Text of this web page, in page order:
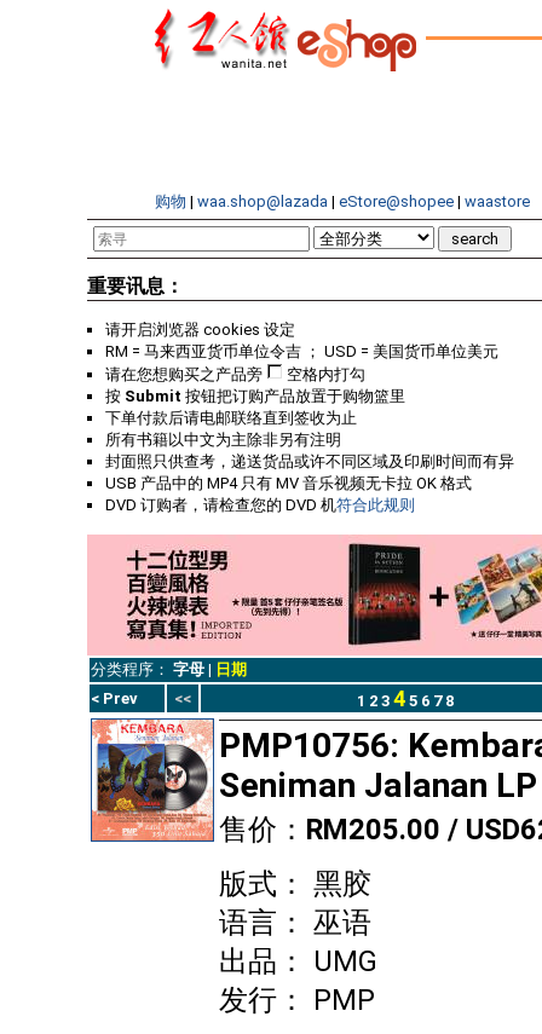
购物 | waa.shop@lazada | eStore@shopee | waastore
重要讯息：
请开启浏览器 cookies 设定
RM = 马来西亚货币单位令吉 ； USD = 美国货币单位美元
请在您想购买之产品旁
空格内打勾
按 Submit 按钮把订购产品放置于购物篮里
下单付款后请电邮联络直到签收为止
所有书籍以中文为主除非另有注明
封面照只供查考，递送货品或许不同区域及印刷时间而有异
USB 产品中的 MP4 只有 MV 音乐视频无卡拉 OK 格式
DVD 订购者，请检查您的 DVD 机符合此规则
分类程序： 字母 | 日期
< Prev
<< 1 2 3 4 5 6 7 8
PMP10756:
Seniman Jalanan
售价： RM205.00 /
版式： 黑胶
语言： 巫语
出品： UMG
发行： PMP